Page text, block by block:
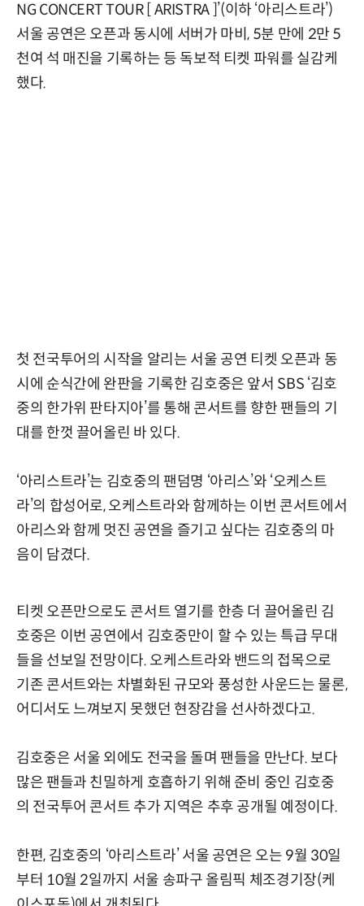
NG CONCERT TOUR [ ARISTRA ]’(이하 ‘아리스트라’)
서울 공연은 오픈과 동시에 서버가 마비, 5분 만에 2만 5
천여 석 매진을 기록하는 등 독보적 티켓 파워를 실감케
했다.
첫 전국투어의 시작을 알리는 서울 공연 티켓 오픈과 동
시에 순식간에 완판을 기록한 김호중은 앞서 SBS ‘김호
중의 한가위 판타지아’를 통해 콘서트를 향한 팬들의 기
대를 한껏 끌어올린 바 있다.
‘아리스트라’는 김호중의 팬덤명 ‘아리스’와 ‘오케스트
라’의 합성어로, 오케스트라와 함께하는 이번 콘서트에서
아리스와 함께 멋진 공연을 즐기고 싶다는 김호중의 마
음이 담겼다.
티켓 오픈만으로도 콘서트 열기를 한층 더 끌어올린 김
호중은 이번 공연에서 김호중만이 할 수 있는 특급 무대
들을 선보일 전망이다. 오케스트라와 밴드의 접목으로
기존 콘서트와는 차별화된 규모와 풍성한 사운드는 물론,
어디서도 느껴보지 못했던 현장감을 선사하겠다고.
김호중은 서울 외에도 전국을 돌며 팬들을 만난다. 보다
많은 팬들과 친밀하게 호흡하기 위해 준비 중인 김호중
의 전국투어 콘서트 추가 지역은 추후 공개될 예정이다.
한편, 김호중의 ‘아리스트라’ 서울 공연은 오는 9월 30일
부터 10월 2일까지 서울 송파구 올림픽 체조경기장(케